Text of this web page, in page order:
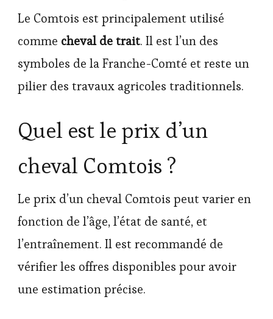
Le Comtois est principalement utilisé
comme cheval de trait. Il est l’un des
symboles de la Franche-Comté et reste un
pilier des travaux agricoles traditionnels.
Quel est le prix d’un
cheval Comtois ?
Le prix d’un cheval Comtois peut varier en
fonction de l’âge, l’état de santé, et
l’entraînement. Il est recommandé de
vérifier les offres disponibles pour avoir
une estimation précise.